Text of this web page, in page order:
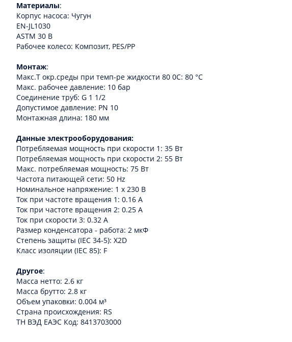
Материалы:
Корпус насоса: Чугун
EN-JL1030
ASTM 30 B
Рабочее колесо: Композит, PES/PP
Монтаж:
Макс.T окр.среды при темп-ре жидкости 80 0C: 80 °C
Макс. рабочее давление: 10 бар
Соединение труб: G 1 1/2
Допустимое давление: PN 10
Монтажная длина: 180 мм
Данные электрооборудования:
Потребляемая мощность при скорости 1: 35 Вт
Потребляемая мощность при скорости 2: 55 Вт
Макс. потребляемая мощность: 75 Вт
Частота питающей сети: 50 Hz
Номинальное напряжение: 1 x 230 В
Ток при частоте вращения 1: 0.16 A
Ток при частоте вращения 2: 0.25 A
Ток при скорости 3: 0.32 A
Размер конденсатора - работа: 2 мкФ
Степень защиты (IEC 34-5): X2D
Класс изоляции (IEC 85): F
Другое:
Масса нетто: 2.6 кг
Масса брутто: 2.8 кг
Объем упаковки: 0.004 м³
Cтрана происхождения: RS
ТН ВЭД ЕАЭС Код: 8413703000